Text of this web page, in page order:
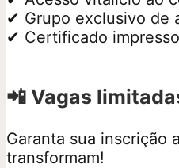
✔ Grupo exclusivo de
✔ Certificado
📲 Vagas
Garanta sua inscrição
transformam!